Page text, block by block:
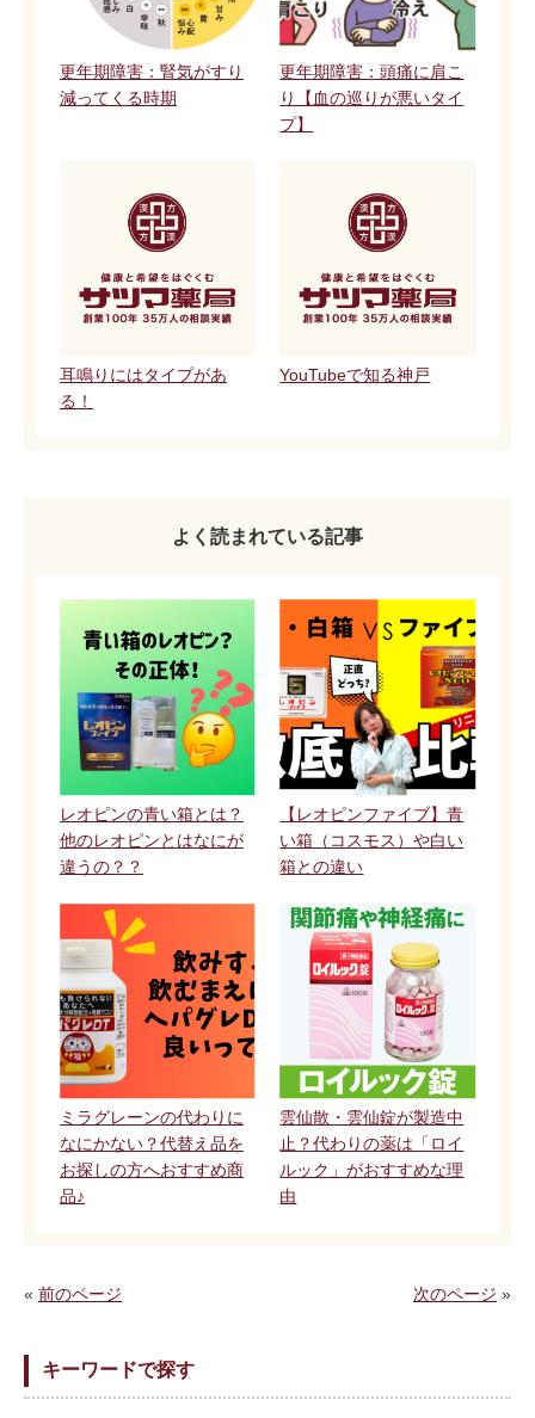
更年期障害：腎気がすり
減ってくる時期
更年期障害：頭痛に肩こ
り【血の巡りが悪いタイ
プ】
耳鳴りにはタイプがあ
る！
YouTubeで知る神戸
よく読まれている記事
レオピンの青い箱とは？
他のレオピンとはなにが
違うの？？
【レオピンファイブ】青
い箱（コスモス）や白い
箱との違い
ミラグレーンの代わりに
なにかない？代替え品を
お探しの方へおすすめ商
品♪
雲仙散・雲仙錠が製造中
止？代わりの薬は「ロイ
ルック」がおすすめな理
由
« 前のページ 次のページ »
キーワードで探す